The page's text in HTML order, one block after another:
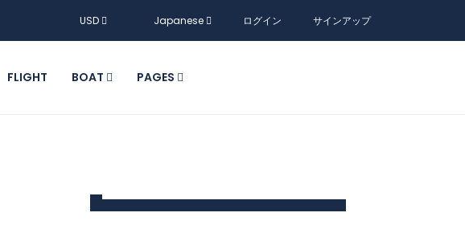
USD Japanese ログイン サインアップ
FLIGHT BOAT PAGES